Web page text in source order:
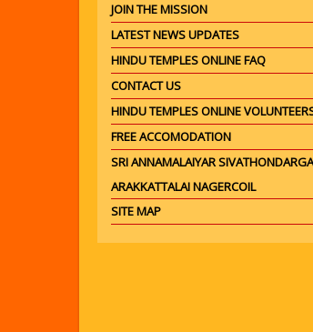
JOIN THE MISSION
LATEST NEWS UPDATES
HINDU TEMPLES ONLINE FAQ
CONTACT US
HINDU TEMPLES ONLINE
FREE ACCOMODATION
SRI ANNAMALAIYAR
ARAKKATTALAI NAGERCOIL
SITE MAP